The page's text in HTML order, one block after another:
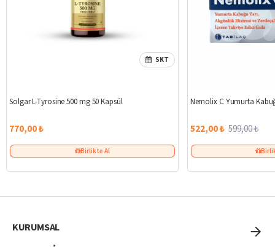
SKT
Solgar L-Tyrosine 500 mg 50 Kapsül
770,00 ₺
Birlikte Al
Nemolix C Yumurta
522,00 ₺ 599,00 ₺
KURUMSAL